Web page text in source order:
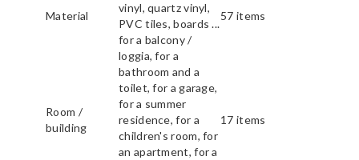
Material
vinyl, quartz vinyl,
PVC tiles, boards ...
57 items
Room /
building
for a balcony /
loggia, for a
bathroom and a
toilet, for a garage,
for a summer
residence, for a
children's room, for
an apartment, for a
17 items